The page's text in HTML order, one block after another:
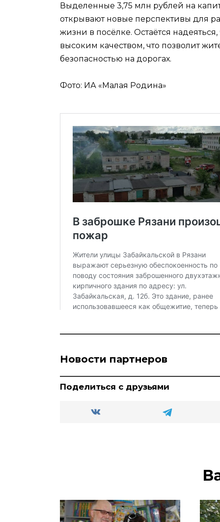
Выделенные 3,75 млн рублей на
открывают новые перспективы для
жизни в посёлке. Остаётся
высоким качеством, что позволит
безопасностью на дорогах.
Фото: ИА «Малая Родина»
Новости партнеров
Поделиться с друзьями